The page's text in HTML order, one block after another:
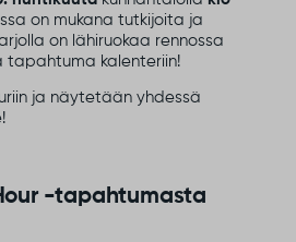
on mukana tutkijoita ja
on lähiruokaa rennossa
tapahtuma kalenteriin!
ja näytetään yhdessä
-tapahtumasta